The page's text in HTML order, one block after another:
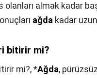
almak kadar
ağda kadar
bitirir mi?
mi?,*Ağda,